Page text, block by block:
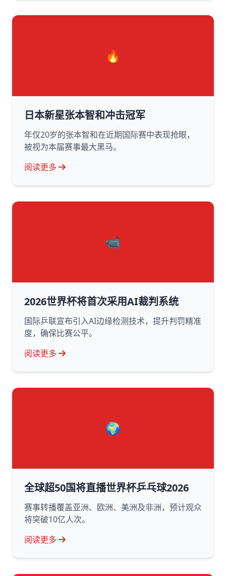
🔥
日本新星张本智和冲击冠军
年仅20岁的张本智和在近期国际赛中表现抢眼，
被视为本届赛事最大黑马。
阅读更多
📹
2026世界杯将首次采用AI裁判系统
国际乒联宣布引入AI边缘检测技术，提升判罚精准
度，确保比赛公平。
阅读更多
🌍
全球超50国将直播世界杯乒乓球2026
赛事转播覆盖亚洲、欧洲、美洲及非洲，预计观众
将突破10亿人次。
阅读更多